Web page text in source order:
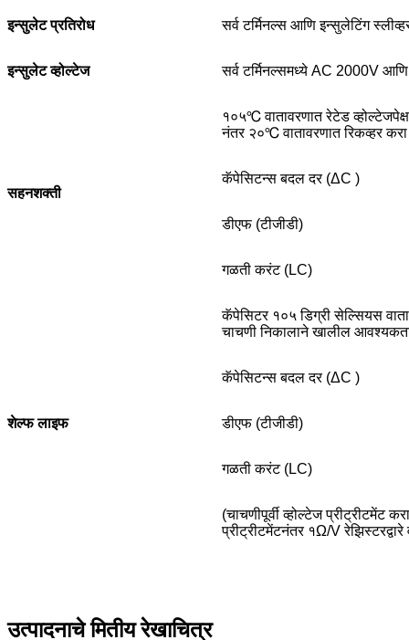
इन्सुलेट प्रतिरोध सर्व टर्मिनल्स आणि इन्सुलेटिंग
इन्सुलेट व्होल्टेज सर्व टर्मिनल्समध्ये AC 2000V आणि
सहनशक्ती
१०५℃ वातावरणात रेटेड
नंतर २०℃ वातावरणात रिकव्हर
कॅपेसिटन्स बदल दर (ΔC )
डीएफ (टीजीडी)
गळती करंट (LC)
शेल्फ लाइफ
कॅपेसिटर १०५ डिग्री सेल्सियस
चाचणी निकालाने खालील
कॅपेसिटन्स बदल दर (ΔC )
डीएफ (टीजीडी)
गळती करंट (LC)
(चाचणीपूर्वी व्होल्टेज प्रीट्रीटमेंट
प्रीट्रीटमेंटनंतर १Ω/V
उत्पादनाचे मितीय रेखाचित्र